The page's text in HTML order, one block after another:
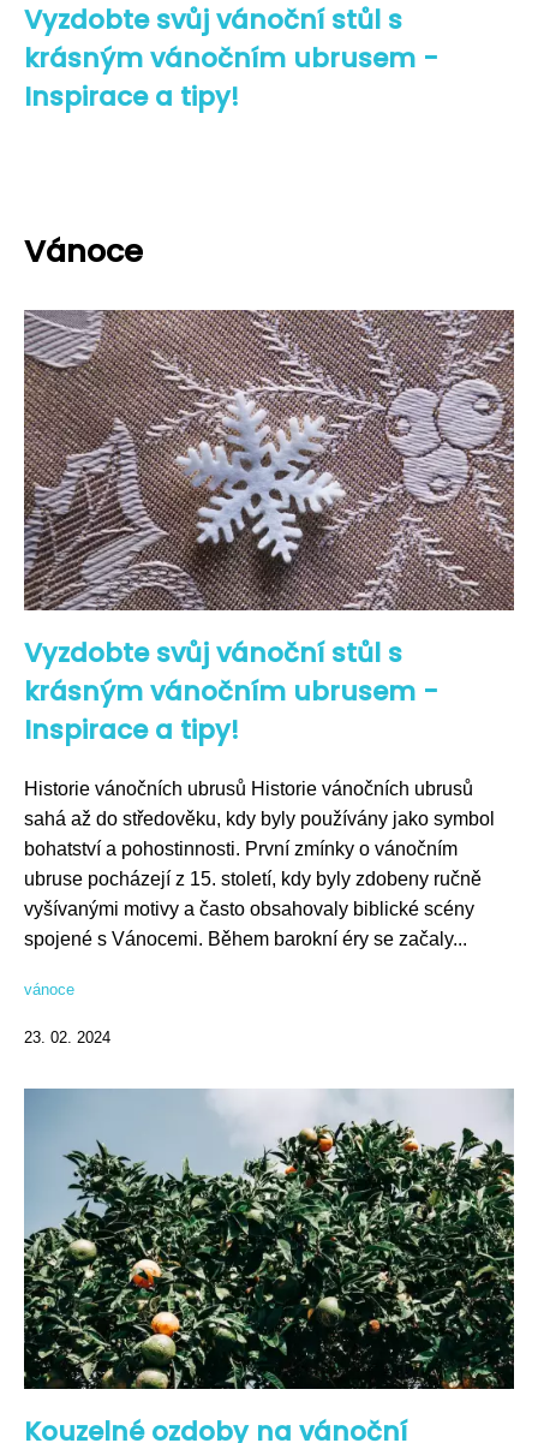
Vyzdobte svůj vánoční stůl s
krásným vánočním ubrusem -
Inspirace a tipy!
Vánoce
Vyzdobte svůj vánoční stůl s
krásným vánočním ubrusem -
Inspirace a tipy!
Historie vánočních ubrusů Historie vánočních ubrusů
sahá až do středověku, kdy byly používány jako symbol
bohatství a pohostinnosti. První zmínky o vánočním
ubruse pocházejí z 15. století, kdy byly zdobeny ručně
vyšívanými motivy a často obsahovaly biblické scény
spojené s Vánocemi. Během barokní éry se začaly...
vánoce
23. 02. 2024
Kouzelné ozdoby na vánoční